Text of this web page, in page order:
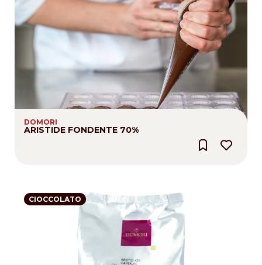
DOMORI
ARISTIDE FONDENTE 70%
CIOCCOLATO